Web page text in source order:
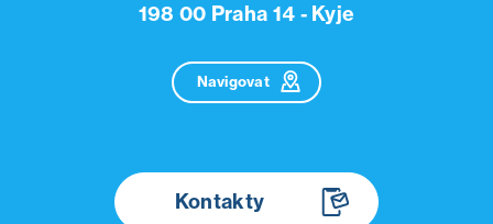
198 00 Praha 14 - Kyje
Navigovat
Kontakty